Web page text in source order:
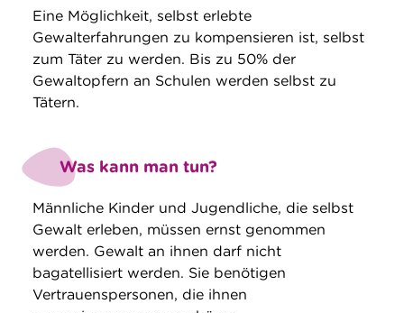
Eine Möglichkeit, selbst erlebte
Gewalterfahrungen zu kompensieren ist, selbst
zum Täter zu werden. Bis zu 50% der
Gewaltopfern an Schulen werden selbst zu
Tätern.
Was kann man tun?
Männliche Kinder und Jugendliche, die selbst
Gewalt erleben, müssen ernst genommen
werden. Gewalt an ihnen darf nicht
bagatellisiert werden. Sie benötigen
Vertrauenspersonen, die ihnen